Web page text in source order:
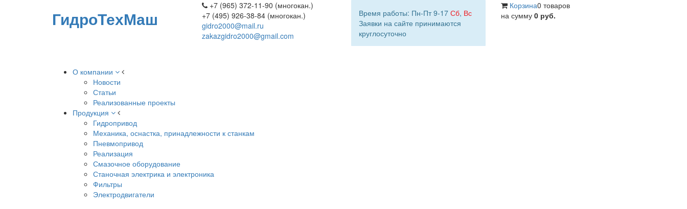
ГидроТехМаш
+7 (965) 372-11-90 (многокан.)
+7 (495) 926-38-84 (многокан.)
gidro2000@mail.ru
zakazgidro2000@gmail.com
Время работы: Пн-Пт 9-17 Сб, Вс
Заявки на сайте принимаются
круглосуточно
Корзина0 товаров
на сумму 0 руб.
О компании
Новости
Статьи
Реализованные проекты
Продукция
Гидропривод
Механика, оснастка, принадлежности к станкам
Пневмопривод
Реализация
Смазочное оборудование
Станочная электрика и электроника
Фильтры
Электродвигатели